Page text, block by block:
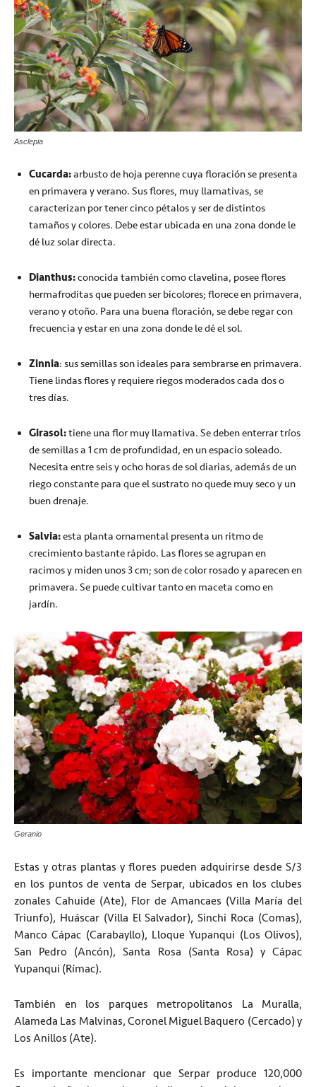
Asclepia
Cucarda:arbusto de hoja perenne cuya floración se presenta
en primavera y verano. Sus flores, muy llamativas, se
caracterizan por tener cinco pétalos y ser de distintos
tamaños y colores. Debe estar ubicada en una zona donde le
dé luz solar directa.
Dianthus:conocida también como clavelina, posee flores
hermafroditas que pueden ser bicolores; florece en primavera,
verano y otoño. Para una buena floración, se debe regar con
frecuencia y estar en una zona donde le dé el sol.
Zinnia: sus semillas son ideales para sembrarse en primavera.
Tiene lindas flores y requiere riegos moderados cada dos o
tres días.
Girasol:tiene una flor muy llamativa. Se deben enterrar tríos
de semillas a 1 cm de profundidad, en un espacio soleado.
Necesita entre seis y ocho horas de sol diarias, además de un
riego constante para que el sustrato no quede muy seco y un
buen drenaje.
Salvia:esta planta ornamental presenta un ritmo de
crecimiento bastante rápido. Las flores se agrupan en
racimos y miden unos 3 cm; son de color rosado y aparecen en
primavera. Se puede cultivar tanto en maceta como en
jardín.
Geranio
Estas y otras plantas y flores pueden adquirirse desde S/3
en los puntos de venta de Serpar, ubicados en los clubes
zonales Cahuide (Ate), Flor de Amancaes (Villa María del
Triunfo), Huáscar (Villa El Salvador), Sinchi Roca (Comas),
Manco Cápac (Carabayllo), Lloque Yupanqui (Los Olivos),
San Pedro (Ancón), Santa Rosa (Santa Rosa) y Cápac
Yupanqui (Rímac).
También en los parques metropolitanos La Muralla,
Alameda Las Malvinas, Coronel Miguel Baquero (Cercado) y
Los Anillos (Ate).
Es importante mencionar que Serpar produce 120,000